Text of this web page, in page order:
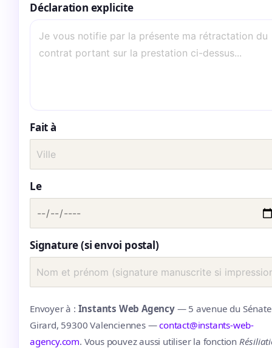
Déclaration explicite
Fait à
Le
Signature (si envoi postal)
Envoyer à : Instants Web Agency— 5 avenue du
Girard, 59300 Valenciennes —contact@instants-web-
agency.com. Vous pouvez aussi utiliser la fonction